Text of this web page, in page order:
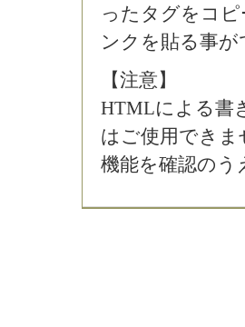
ったタグをコ
ンクを貼る事が
【注意】
HTMLによる書
はご使用できま
機能を確認のう